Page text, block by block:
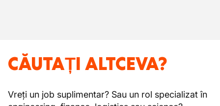
CĂUTAȚI ALTCEVA?
Vreți un job suplimentar? Sau un rol specializat în